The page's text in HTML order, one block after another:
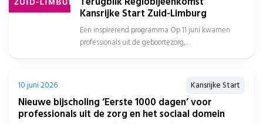
Kansrijke Start Zuid-Limburg
Een inspirerend programma Op 11 juni kwamen
professionals uit de geboortezorg,
10 juni 2026 Kansrijke Start
Nieuwe bijscholing ‘Eerste 1000 dagen’ voor
professionals uit de zorg en het sociaal domein